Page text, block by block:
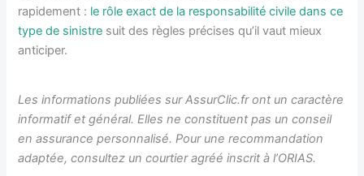
rapidement : le rôle exact de la responsabilité civile dans ce
type de sinistre suit des règles précises qu’il vaut mieux
anticiper.
Les informations publiées sur AssurClic.fr ont un caractère
informatif et général. Elles ne constituent pas un conseil
en assurance personnalisé. Pour une recommandation
adaptée, consultez un courtier agréé inscrit à l’ORIAS.